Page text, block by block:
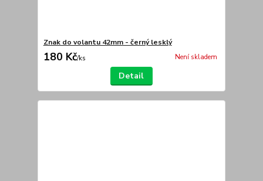
Znak do volantu 42mm - černý lesklý
180 Kč/ks Není skladem
Detail